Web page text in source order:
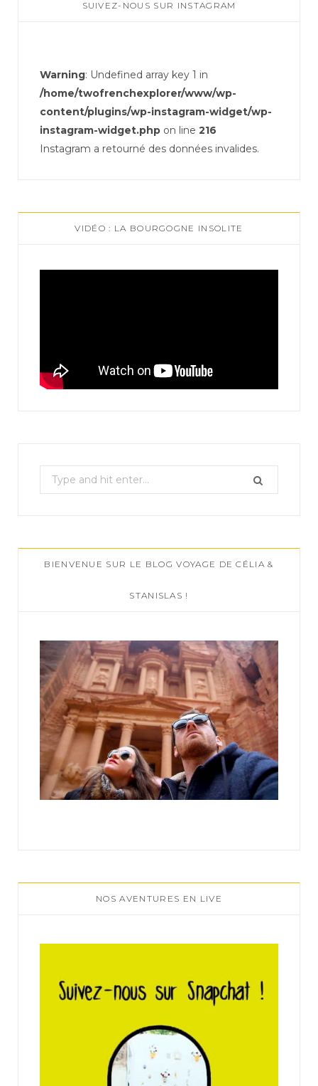
SUIVEZ-NOUS SUR INSTAGRAM
Warning: Undefined array key 1 in
/home/twofrenchexplorer/www/wp-
content/plugins/wp-instagram-widget/wp-
instagram-widget.php on line 216
Instagram a retourné des données invalides.
VIDÉO : LA BOURGOGNE INSOLITE
e
c
h
:
BIENVENUE SUR LE BLOG VOYAGE DE CÉLIA &
STANISLAS !
NOS AVENTURES EN LIVE